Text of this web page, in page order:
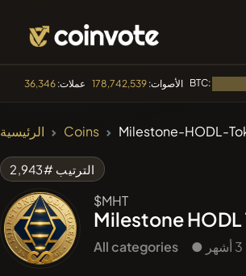
عملات:36,346 الأصوات:178,742,539 BTC:
#102
الرئيسية Coins Milestone-HODL-
الترتيب #2,943
$MHT
Milestone HODL
All categories